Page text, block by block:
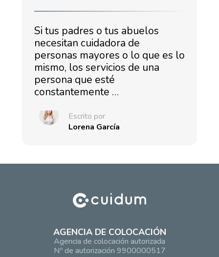
Si tus padres o tus abuelos
necesitan cuidadora de
personas mayores o lo que es lo
mismo, los servicios de una
persona que esté
constantemente …
Escrito por
Lorena García
AGENCIA DE COLOCACIÓN
Agencia de colocación autorizada
Nº de autorización 9900000517